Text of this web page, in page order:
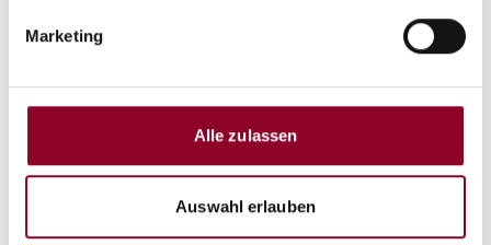
Marketing
Alle zulassen
Auswahl erlauben